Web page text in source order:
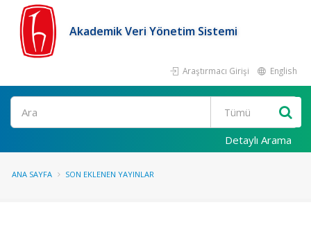
Akademik Veri Yönetim Sistemi
Araştırmacı Girişi English
Ara
Detaylı Arama
ANA SAYFA SON EKLENEN YAYINLAR